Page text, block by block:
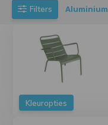
Filters Aluminium
Kleuropties